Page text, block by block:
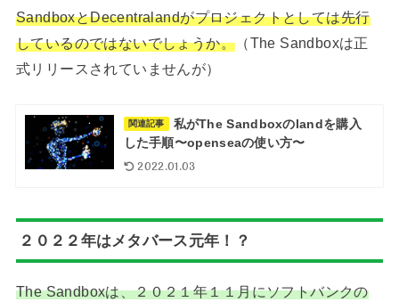
SandboxとDecentralandがプロジェクトとしては先行
しているのではないでしょうか。 （The Sandboxは正
式リリースされていませんが）
関連記事
私がThe Sandboxのlandを購入
した手順〜openseaの使い方〜
2022.01.03
２０２２年はメタバース元年！？
The Sandboxは、２０２１年１１月にソフトバンクの